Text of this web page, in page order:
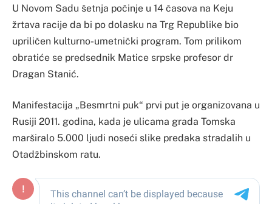
U Novom Sadu šetnja počinje u 14 časova na Keju
žrtava racije da bi po dolasku na Trg Republike bio
upriličen kulturno-umetnički program. Tom prilikom
obratiće se predsednik Matice srpske profesor dr
Dragan Stanić.
Manifestacija „Besmrtni puk“ prvi put je organizovana u
Rusiji 2011. godina, kada je ulicama grada Tomska
marširalo 5.000 ljudi noseći slike predaka stradalih u
Otadžbinskom ratu.